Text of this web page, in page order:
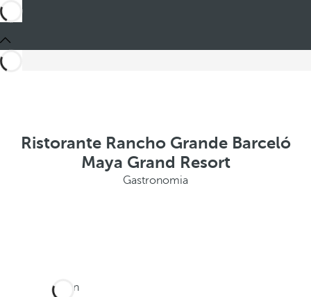
Ristorante Rancho Grande Barceló
Maya Grand Resort
Gastronomia
Sei in